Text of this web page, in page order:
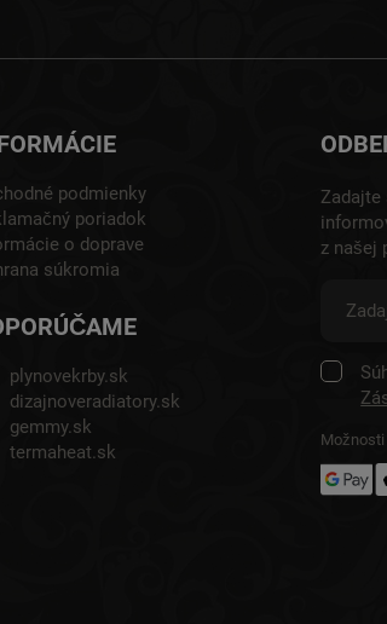
podmienky
poriadok
o doprave
súkromia
plynovekrby.sk
dizajnoveradiatory.sk
gemmy.sk
termaheat.sk
Zadajte
z našej
Možnosti